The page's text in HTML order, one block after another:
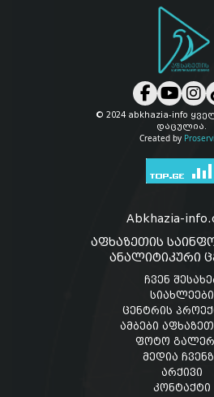
© 2024 abkhazia-info
დაცულია.
Created by
Abkhazia-
აფხაზეთის
ანალიტიკური
ჩვენ
სიახლეები
ცენტრის
ამბები
ფოტო
მედია
არქივი
კონტაქტი